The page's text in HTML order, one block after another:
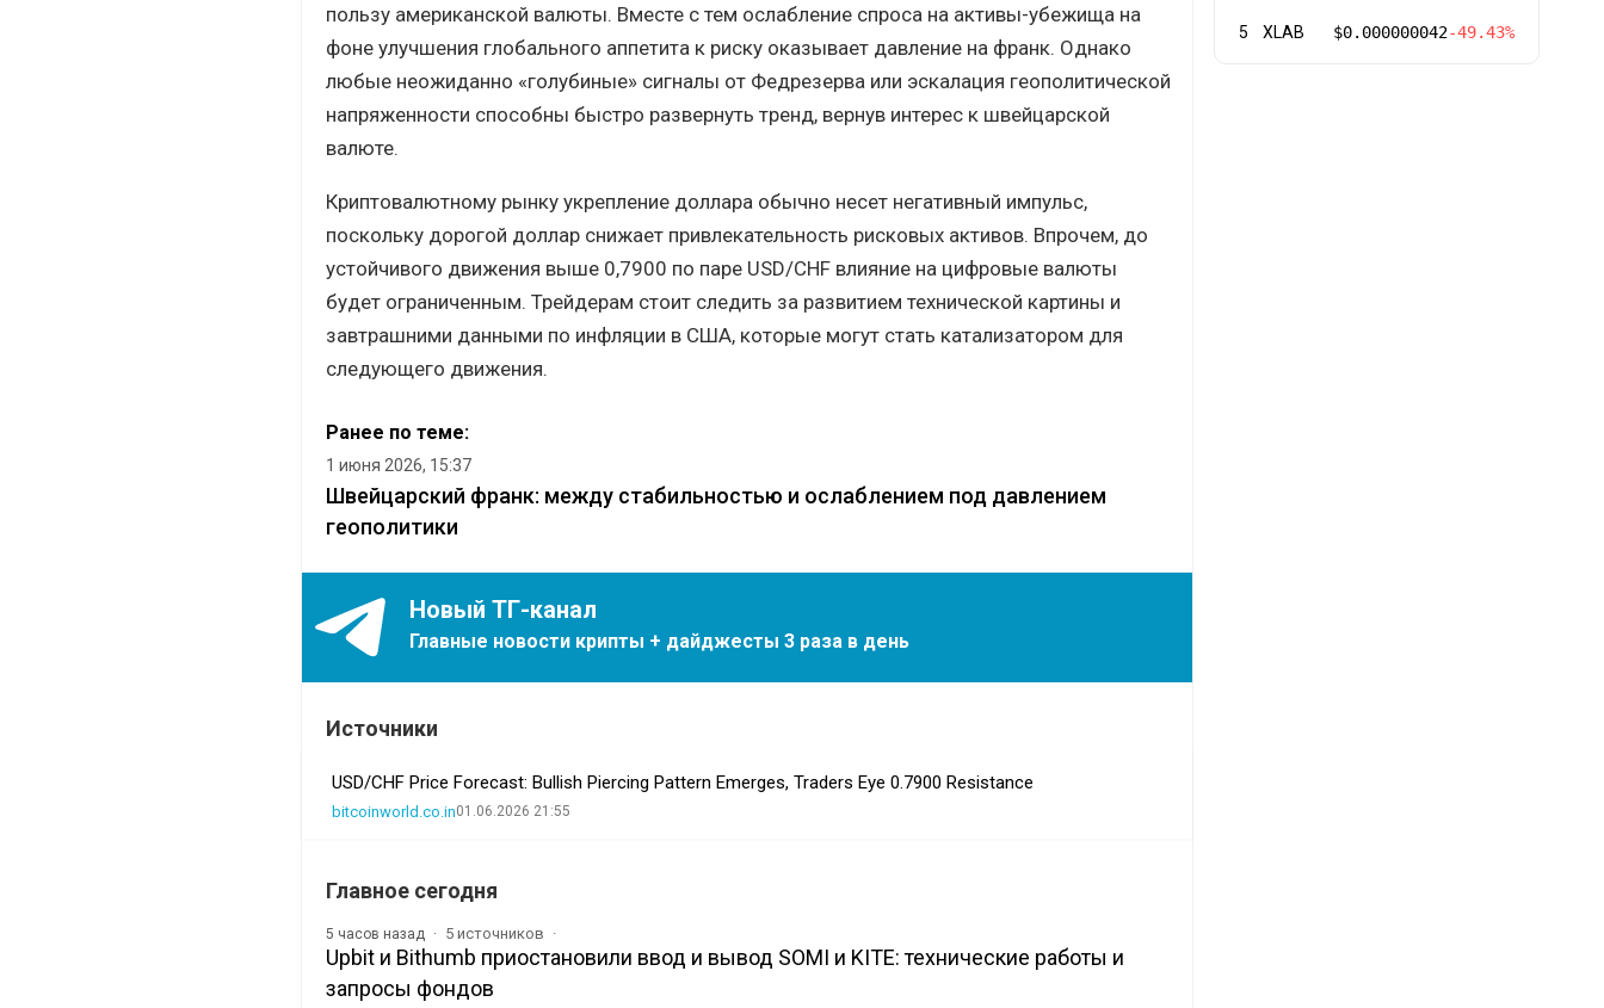
пользу американской валюты. Вместе с тем ослабление спроса на активы-убежища на
фоне улучшения глобального аппетита к риску оказывает давление на франк. Однако
любые неожиданно «голубиные» сигналы от Федрезерва или эскалация геополитической
напряженности способны быстро развернуть тренд, вернув интерес к швейцарской
валюте.
Криптовалютному рынку укрепление доллара обычно несет негативный импульс,
поскольку дорогой доллар снижает привлекательность рисковых активов. Впрочем, до
устойчивого движения выше 0,7900 по паре USD/CHF влияние на цифровые валюты
будет ограниченным. Трейдерам стоит следить за развитием технической картины и
завтрашними данными по инфляции в США, которые могут стать катализатором для
следующего движения.
Ранее по теме:
1 июня 2026, 15:37
Швейцарский франк: между стабильностью и ослаблением под давлением
геополитики
Новый ТГ-канал
Главные новости крипты + дайджесты 3 раза в день
Источники
USD/CHF Price Forecast: Bullish Piercing Pattern Emerges, Traders Eye 0.7900 Resistance
bitcoinworld.co.in01.06.2026 21:55
Главное сегодня
5 часов назад 5 источников
Upbit и Bithumb приостановили ввод и вывод SOMI и KITE: технические работы и
запросы фондов
5 XLAB $0.000000042-49.43%